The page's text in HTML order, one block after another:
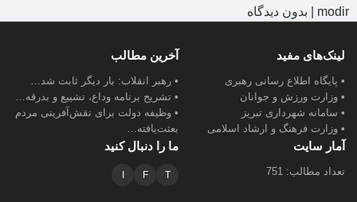
modir
بدون دیدگاه
لینک‌های مفید
• پایگاه اطلاع رسانی رهبری
• وزارت ورزش و جوانان
• سامانه شهرداری تبریز
• وزارت فرهنگ و ارشاد اسلامی
آخرین مطالب
• رهبر انقلاب: بار دیگر ثابت شد…
• تشریح برنامه وداع، تشییع و بدرقه…
• وظیفه دولت برای نقش‌آفرینی مردم
بعثت‌یافته…
آمار سایت
تعداد مطالب: 751
ما را دنبال کنید
T
F
I